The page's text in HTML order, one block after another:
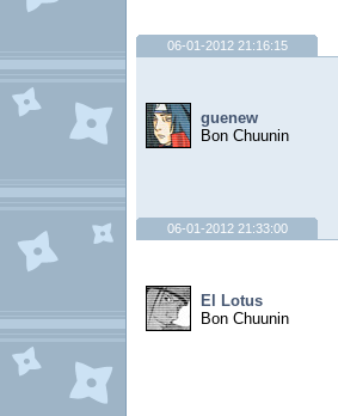
06-01-2012 21:16:15
guenew
Bon Chuunin
06-01-2012 21:33:00
El Lotus
Bon Chuunin